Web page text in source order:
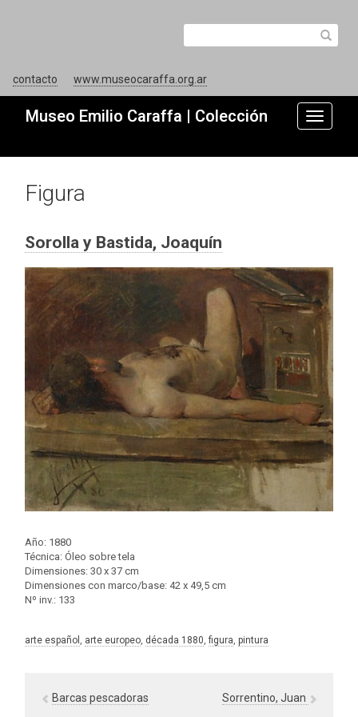
contacto www.museocaraffa.org.ar
Toggle
Museo Emilio Caraffa | Colección
Figura
Sorolla y Bastida, Joaquín
Año: 1880
Técnica: Óleo sobre tela
Dimensiones: 30 x 37 cm
Dimensiones con marco/base: 42 x 49,5 cm
Nº inv.: 133
arte español , arte europeo, década 1880, figura, pintura
Barcas pescadoras Sorrentino, Juan